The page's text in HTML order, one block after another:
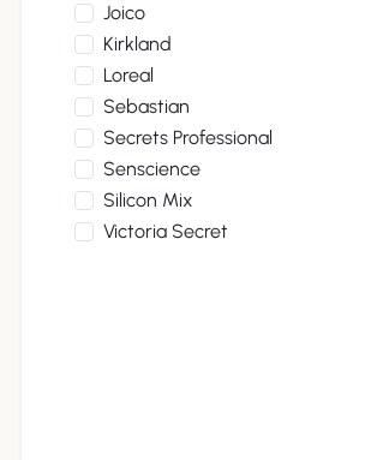
Joico
Kirkland
Loreal
Sebastian
Secrets Professional
Senscience
Silicon Mix
Victoria Secret